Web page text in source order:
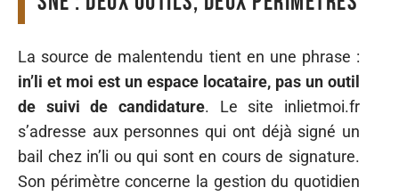
La source de malentendu tient en une phrase :
in’li et moi est un espace locataire, pas un outil
de suivi de candidature. Le site inlietmoi.fr
s’adresse aux personnes qui ont déjà signé un
bail chez in’li ou qui sont en cours de signature.
Son périmètre concerne la gestion du quotidien